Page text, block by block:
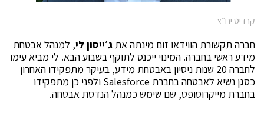
קרדיט יח״צ
חברה תקשורת הווידאו זום מינתה את ג׳ייסון לי, למנהל אבטחת
מידע ראשי בחברה. המינוי ייכנס לתוקף בשבוע הבא. לי מביא עימו
לחברה 20 שנות ניסיון באבטחת מידע, בעיקר מתפקידו האחרון
כסגן נשיא לאבטחה בחברת Salesforce ולפני כן מתפקידו
בחברת מייקרוסופט, שם שימש כמנהל הנדסת אבטחה.